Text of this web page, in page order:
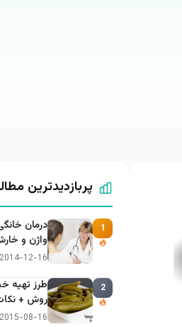
پربازدیدترین
1
درمان
واژن و
راهنمای
2014-12-16
2
روش +
2015-08-16